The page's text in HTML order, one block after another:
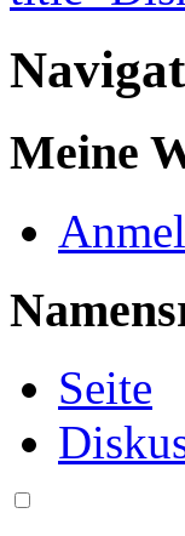
Meine
Seite